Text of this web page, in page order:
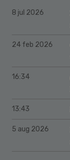
8 jul 2026
24 feb 2026
16:34
13:43
5 aug 2026